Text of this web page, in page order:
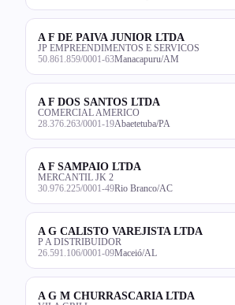
A F DE PAIVA JUNIOR LTDA
JP EMPREENDIMENTOS E SERVICOS
50.861.859/0001-63Manacapuru/AM
A F DOS SANTOS LTDA
COMERCIAL AMERICO
28.376.263/0001-19Abaetetuba/PA
A F SAMPAIO LTDA
MERCANTIL JK 2
30.976.225/0001-49Rio Branco/AC
A G CALISTO VAREJISTA LTDA
P A DISTRIBUIDOR
26.591.106/0001-09Maceió/AL
A G M CHURRASCARIA LTDA